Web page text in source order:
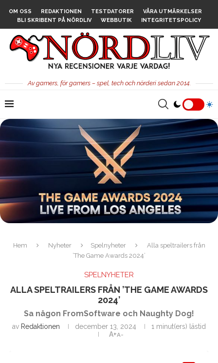
OM OSS REDAKTIONEN TESTDATORER
VÅRA UTMÄRKELSER
BLI SKRIBENT PÅ NÖRDLIV
WEBBUTIK INTEGRITETSPOLICY
Av gamers, för gamers – spel, tech och nörderi sedan 2014.
Hem Nyheter Spelnyheter
Alla speltrailers från
’The Game Awards 2024’
SPELNYHETER
ALLA SPELTRAILERS FRÅN ’THE GAME AWARDS
2024’
Sa någon FromSoftware och Naughty Dog!
av Redaktionen december 13, 2024
1 minut(ers) lästid
A+A-